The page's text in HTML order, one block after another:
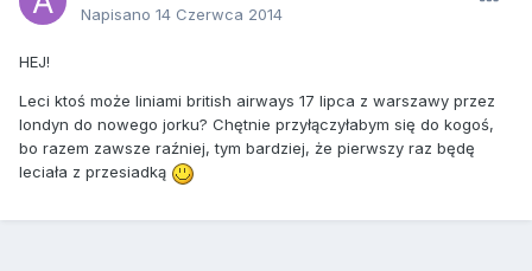
Napisano 14 Czerwca 2014
HEJ!
Leci ktoś może liniami british airways 17 lipca z warszawy przez
londyn do nowego jorku? Chętnie przyłączyłabym się do kogoś,
bo razem zawsze raźniej, tym bardziej, że pierwszy raz będę
leciała z przesiadką